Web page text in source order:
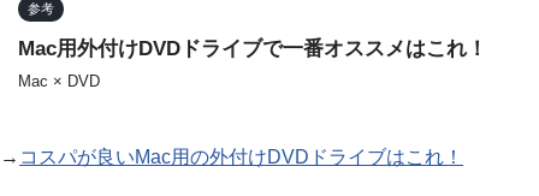
参考
Mac用外付けDVDドライブで一番オススメはこれ！
Mac × DVD
→ コスパが良いMac用の外付けDVDドライブはこれ！